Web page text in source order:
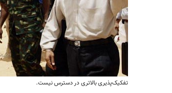
تفکیک‌پذیری بالاتری در دسترس نیست.